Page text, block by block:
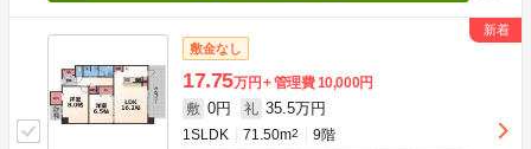
敷金なし
17.75万円 管理費10,000円
敷 0円 礼 35.5万円
1SLDK 71.50m2 9階